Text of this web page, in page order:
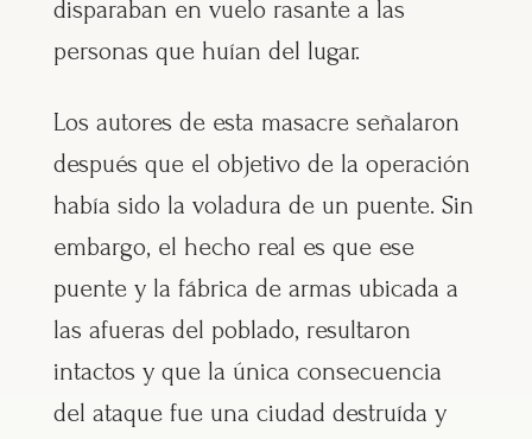
disparaban en vuelo rasante a las
personas que huían del lugar.
Los autores de esta masacre señalaron
después que el objetivo de la operación
había sido la voladura de un puente. Sin
embargo, el hecho real es que ese
puente y la fábrica de armas ubicada a
las afueras del poblado, resultaron
intactos y que la única consecuencia
del ataque fue una ciudad destruída y